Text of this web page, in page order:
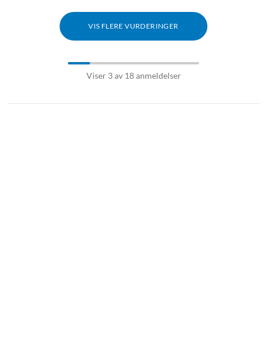
VIS FLERE VURDERINGER
Viser 3 av 18 anmeldelser